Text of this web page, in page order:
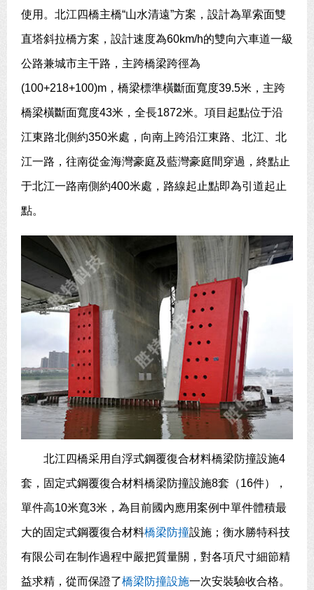
使用。北江四橋主橋“山水清遠”方案，設計為單索面雙
直塔斜拉橋方案，設計速度為60km/h的雙向六車道一級
公路兼城市主干路，主跨橋梁跨徑為
(100+218+100)m，橋梁標準橫斷面寬度39.5米，主跨
橋梁橫斷面寬度43米，全長1872米。項目起點位于沿
江東路北側約350米處，向南上跨沿江東路、北江、北
江一路，往南從金海灣豪庭及藍灣豪庭間穿過，終點止
于北江一路南側約400米處，路線起止點即為引道起止
點。
北江四橋采用自浮式鋼覆復合材料橋梁防撞設施4
套，固定式鋼覆復合材料橋梁防撞設施8套（16件），
單件高10米寬3米，為目前國內應用案例中單件體積最
大的固定式鋼覆復合材料橋梁防撞設施；衡水勝特科技
有限公司在制作過程中嚴把質量關，對各項尺寸細節精
益求精，從而保證了橋梁防撞設施一次安裝驗收合格。